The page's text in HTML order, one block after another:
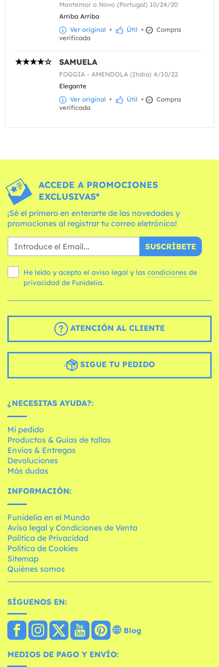
Montemor o Novo (Portugal) 10/24/20
Arriba Arriba
Ver original • Útil •
Compra
verificada
SAMUELA
FOGGIA - AMENDOLA (Italia) 4/10/22
Elegante
Ver original • Útil •
Compra
verificada
ACCEDE A PROMOCIONES
EXCLUSIVAS*
¡Sé el primero en enterarte de las novedades y
promociones al registrar tu correo eletrónico!
SUSCRÍBETE
He leído y acepto el aviso legal y las condiciones
privacidad de Funidelia.
ATENCIÓN AL CLIENTE
SIGUE TU PEDIDO
¿NECESITAS AYUDA?:
Mi pedido
Productos & Guías de tallas
Envíos & Entregas
Devoluciones
Más dudas
INFORMACIÓN:
Funidelia en el Mundo
Aviso legal y Condiciones de Venta
Política de Privacidad
Política de Cookies
Sitemap
Quiénes somos
SÍGUENOS EN:
Blog
MEDIOS DE PAGO Y ENVÍO: